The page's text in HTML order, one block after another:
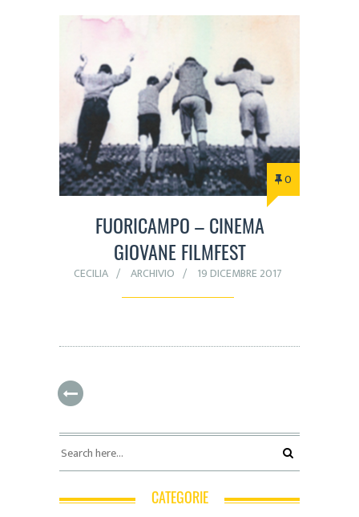
0
FUORICAMPO – CINEMA
GIOVANE FILMFEST
CECILIA ARCHIVIO 19 DICEMBRE 2017
CATEGORIE